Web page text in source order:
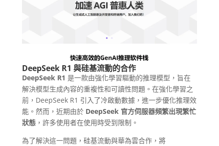
DeepSeek R1 與硅基流動的合作
DeepSeek R1 是一款由強化學習驅動的推理模型，旨在
解決模型生成內容的重複性和可讀性問題。在強化學習之
前，DeepSeek R1 引入了冷啟動數據，進一步優化推理效
能。然而，近期由於 DeepSeek 官方伺服器頻繁出現繁忙
狀態，許多使用者在使用時受到限制。
為了解決這一問題，硅基流動與華為雲合作，將